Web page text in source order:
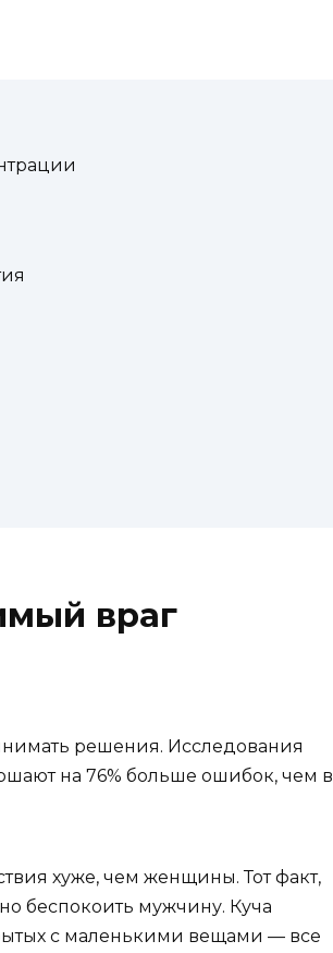
враг
решения. Исследования
на 76% больше ошибок, чем в
хуже, чем женщины. Тот факт,
беспокоить мужчину. Куча
с маленькими вещами — все